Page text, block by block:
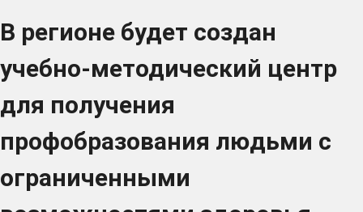
В регионе будет создан
учебно-методический центр
для получения
профобразования людьми с
ограниченными